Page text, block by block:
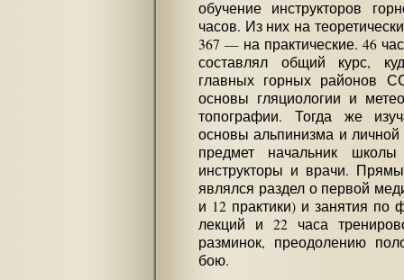
обучение инструкторов
часов. Из них на
367 — на практические. 46
составлял общий курс,
главных горных районов
основы гляциологии и
топографии. Тогда же
основы альпинизма и личной
предмет начальник
инструкторы и врачи.
являлся раздел о первой
и 12 практики) и занятия по
лекций и 22 часа
разминок, преодолению
бою.